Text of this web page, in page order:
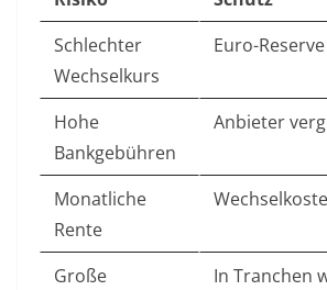
Schlechter
Wechselkurs
Euro-
Hohe
Bankgebühren
Anbieter
Monatliche
Rente
Große
In Tranchen